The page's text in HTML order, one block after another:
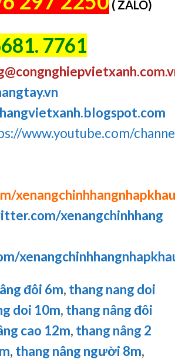
( ZALO)
7761
www.youtube.com/
xenangchinhhangnhapkhau
xenangchinhhang
đôi 6m, thang nang doi
doi 10m, thang nâng đôi
cao 12m, thang nâng 2
, thang nâng người 8m,